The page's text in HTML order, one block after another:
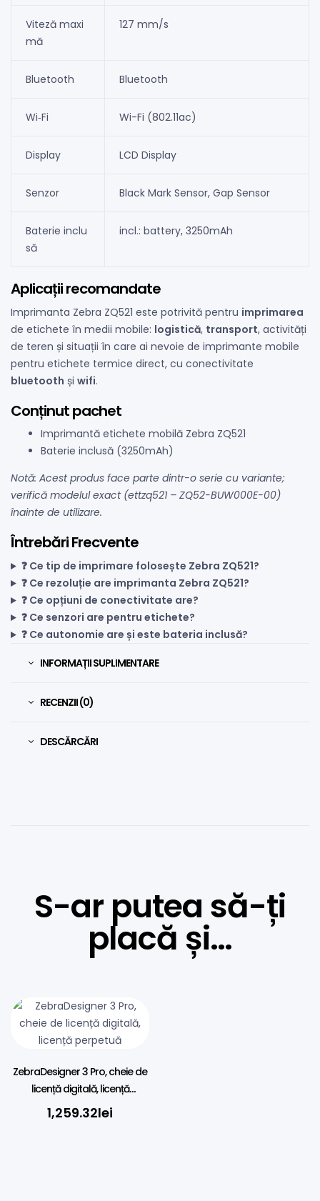
Viteză maxi
mă
127 mm/s
Bluetooth Bluetooth
Wi‑Fi Wi-Fi (802.11ac)
Display LCD Display
Senzor Black Mark Sensor, Gap Sensor
Baterie inclu
să
incl.: battery, 3250mAh
Aplicații recomandate
Imprimanta Zebra ZQ521 este potrivită pentru imprimarea
de etichete în medii mobile: logistică, transport, activități
de teren și situații în care ai nevoie de imprimante mobile
pentru etichete termice direct, cu conectivitate
bluetooth și wifi.
Conținut pachet
Imprimantă etichete mobilă Zebra ZQ521
Baterie inclusă (3250mAh)
Notă: Acest produs face parte dintr-o serie cu variante;
verifică modelul exact (ettzq521 – ZQ52-BUW000E-00)
înainte de utilizare.
Întrebări Frecvente
❓ Ce tip de imprimare folosește Zebra ZQ521?
❓ Ce rezoluție are imprimanta Zebra ZQ521?
❓ Ce opțiuni de conectivitate are?
❓ Ce senzori are pentru etichete?
❓ Ce autonomie are și este bateria inclusă?
INFORMAȚII SUPLIMENTARE
RECENZII (0)
DESCĂRCĂRI
S-ar putea să-ți
placă și…
ZebraDesigner 3 Pro, cheie de
licență digitală, licență
perpetuă
1,259.32lei